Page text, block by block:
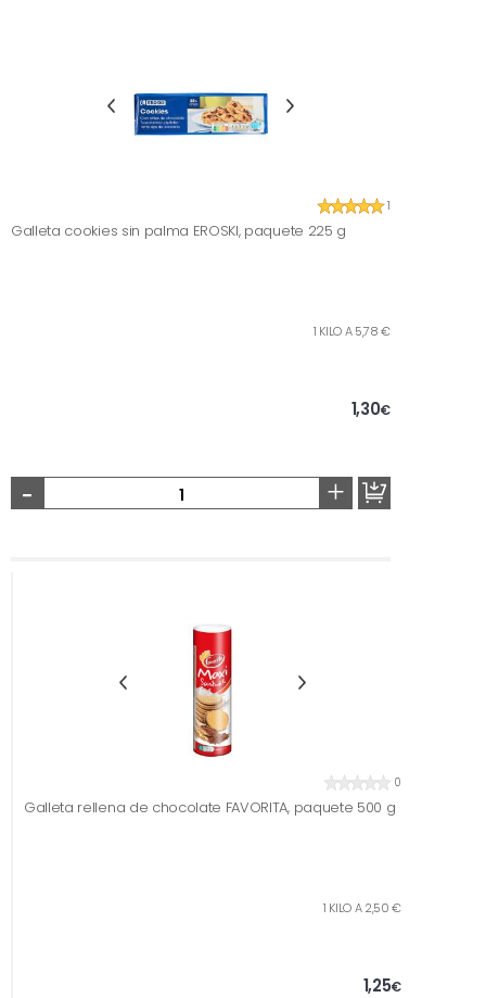
1
Galleta cookies sin palma EROSKI, paquete 225 g
1 KILO A 5,78 €
1,30€
- +
0
Galleta rellena de chocolate FAVORITA, paquete 500 g
1 KILO A 2,50 €
1,25€